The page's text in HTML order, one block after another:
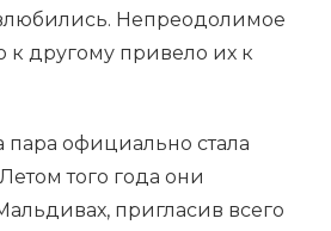
Непреодолимое
к другому привело их к
пара официально стала
того года они
пригласив всего